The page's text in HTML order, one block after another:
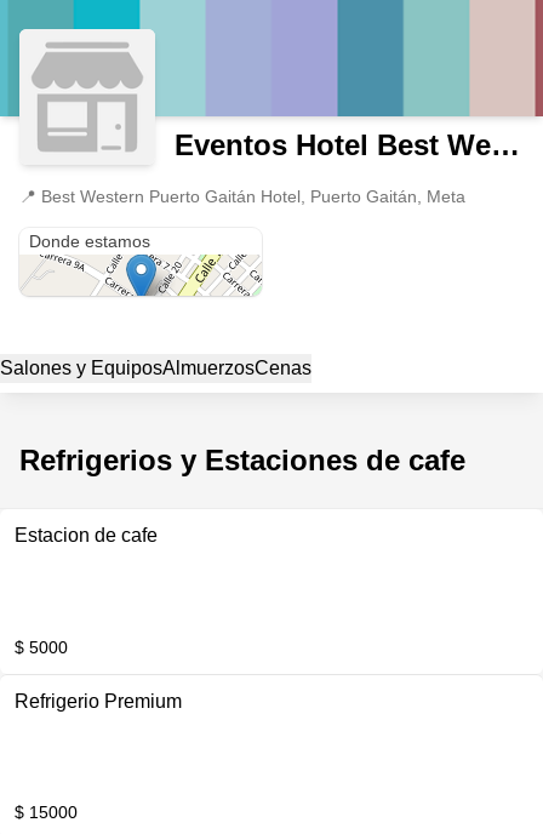
Eventos Hotel Best Western
📍 Best Western Puerto Gaitán Hotel, Puerto Gaitán, Meta
Donde estamos
Salones y EquiposAlmuerzosCenas
Refrigerios y Estaciones de cafe
Estacion de cafe
$ 5000
Refrigerio Premium
$ 15000